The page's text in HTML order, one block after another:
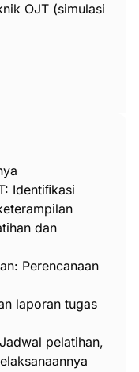
OJT (simulasi
Identiﬁkasi
dan
Perencanaan
laporan tugas
pelatihan,